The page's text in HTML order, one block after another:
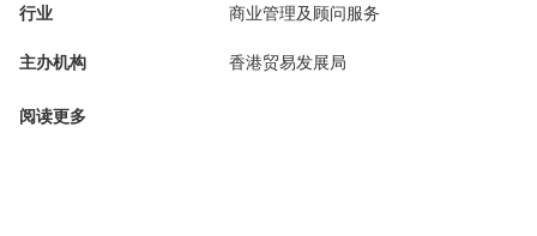
行业 商业管理及顾问服务
主办机构 香港贸易发展局
阅读更多